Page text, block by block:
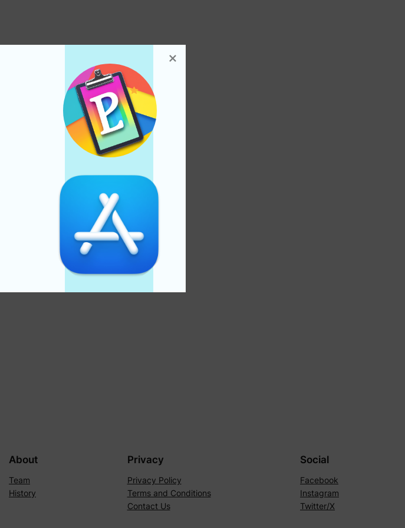
About
Team
History
Privacy
Privacy Policy
Terms and Conditions
Contact Us
Social
Facebook
Instagram
Twitter/X